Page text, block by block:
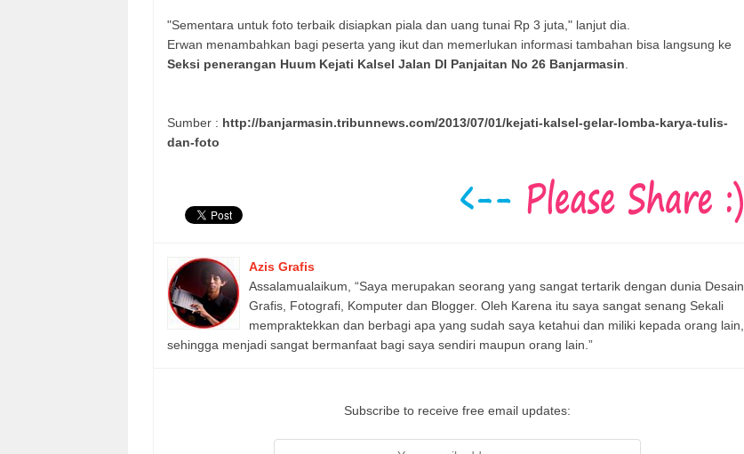
"Sementara untuk foto terbaik disiapkan piala dan uang tunai Rp 3 juta," lanjut dia.
Erwan menambahkan bagi peserta yang ikut dan memerlukan informasi tambahan bisa langsung ke
Seksi penerangan Huum Kejati Kalsel Jalan DI Panjaitan No 26 Banjarmasin
Sumber : http://banjarmasin.tribunnews.com/2013/07/01/kejati-kalsel-gelar-lomba-karya-tulis-
dan-foto
Azis Grafis
Assalamualaikum, “Saya merupakan seorang yang sangat tertarik dengan dunia Desain
Grafis, Fotografi, Komputer dan Blogger. Oleh Karena itu saya sangat senang Sekali
mempraktekkan dan berbagi apa yang sudah saya ketahui dan miliki kepada orang lain,
sehingga menjadi sangat bermanfaat bagi saya sendiri maupun orang lain.”
Subscribe to receive free email updates: